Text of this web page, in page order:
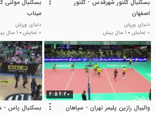
بسکتبال گلنور شهرقدس - گلنور
اصفهان
دنیای ورزش
0 نمایش
1 سال پیش
بسکتبال مولتی
میناب
دنیای ورزش
0 نمایش
1 سال پیش
2:57:20
والیبال رازین پلیمر تهران - سپاهان
بسکتبال پاس -